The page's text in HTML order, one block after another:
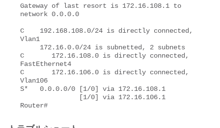
Gateway of last resort is 172.16.108.1 to
network 0.0.0.0
C    192.168.108.0/24 is directly connected,
Vlan1
C       172.16.108.0 is directly connected,
FastEthernet4
C       172.16.106.0 is directly connected,
Vlan106
S*   0.0.0.0/0 [1/0] via 172.16.108.1
Router#